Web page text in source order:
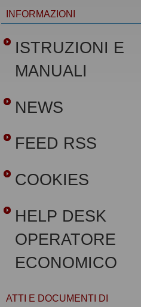
INFORMAZIONI
ISTRUZIONI E
MANUALI
NEWS
FEED RSS
COOKIES
HELP DESK
OPERATORE
ECONOMICO
ATTI E DOCUMENTI DI